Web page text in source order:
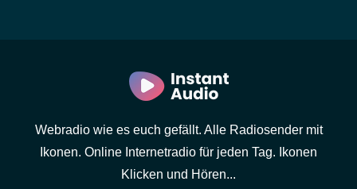
Webradio wie es euch gefällt. Alle Radiosender mit
Ikonen. Online Internetradio für jeden Tag. Ikonen
Klicken und Hören...